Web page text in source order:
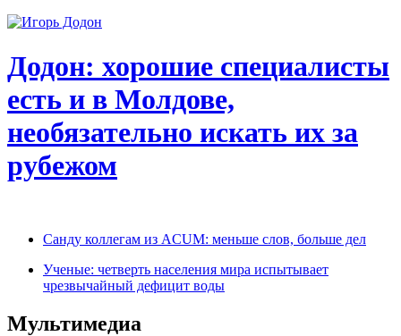
Додон: хорошие специалисты
есть и в Молдове,
необязательно искать их за
рубежом
Санду коллегам из ACUM: меньше слов, больше дел
Ученые: четверть населения мира испытывает
чрезвычайный дефицит воды
Мультимедиа